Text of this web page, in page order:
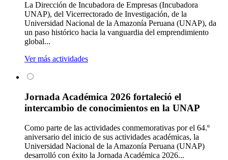
La Dirección de Incubadora de Empresas (Incubadora
UNAP), del Vicerrectorado de Investigación, de la
Universidad Nacional de la Amazonía Peruana (UNAP), da
un paso histórico hacia la vanguardia del emprendimiento
global...
Ver más actividades
Jornada Académica 2026 fortaleció el
intercambio de conocimientos en la UNAP
Como parte de las actividades conmemorativas por el 64.º
aniversario del inicio de sus actividades académicas, la
Universidad Nacional de la Amazonía Peruana (UNAP)
desarrolló con éxito la Jornada Académica 2026...